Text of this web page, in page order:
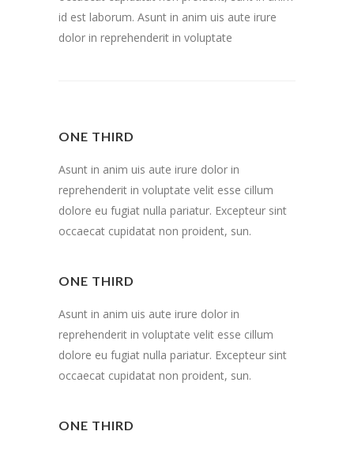
id est laborum. Asunt in anim uis aute irure
dolor in reprehenderit in voluptate
ONE THIRD
Asunt in anim uis aute irure dolor in
reprehenderit in voluptate velit esse cillum
dolore eu fugiat nulla pariatur. Excepteur sint
occaecat cupidatat non proident, sun.
ONE THIRD
Asunt in anim uis aute irure dolor in
reprehenderit in voluptate velit esse cillum
dolore eu fugiat nulla pariatur. Excepteur sint
occaecat cupidatat non proident, sun.
ONE THIRD